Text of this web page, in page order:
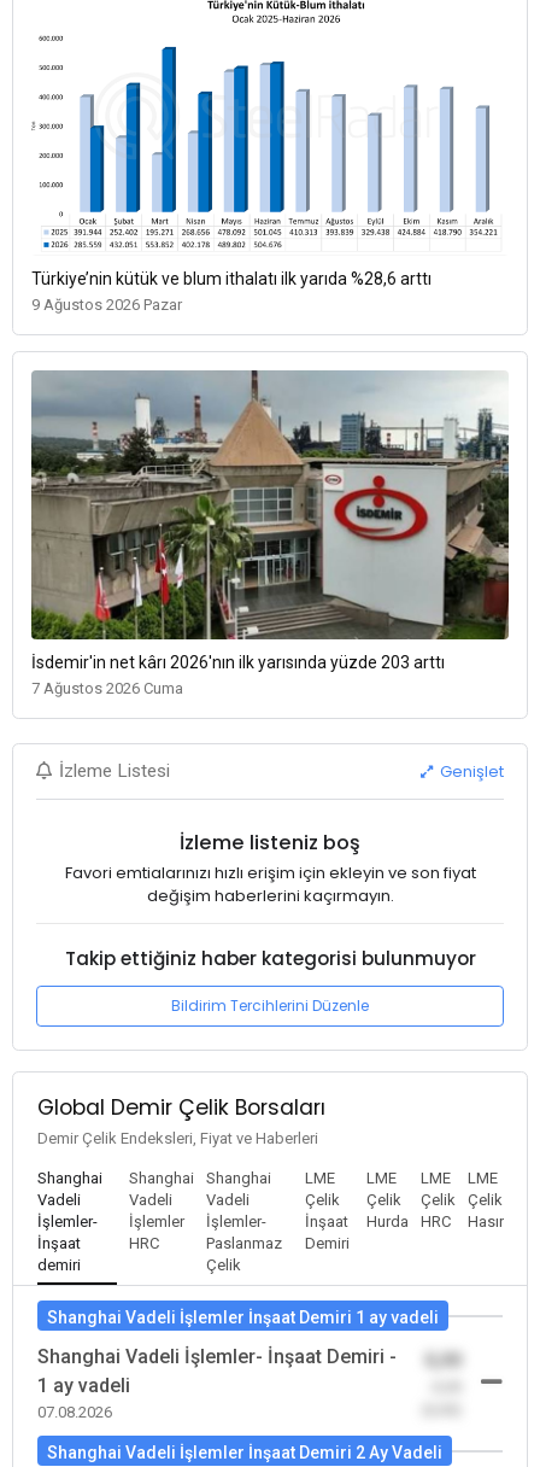
Türkiye’nin kütük ve blum ithalatı ilk yarıda %28,6 arttı
9 Ağustos 2026 Pazar
İsdemir'in net kârı 2026'nın ilk yarısında yüzde 203 arttı
7 Ağustos 2026 Cuma
İzleme Listesi Genişlet
İzleme listeniz boş
Favori emtialarınızı hızlı erişim için ekleyin ve son fiyat
değişim haberlerini kaçırmayın.
Takip ettiğiniz haber kategorisi bulunmuyor
Bildirim Tercihlerini Düzenle
Global Demir Çelik Borsaları
Demir Çelik Endeksleri, Fiyat ve Haberleri
Shanghai
Vadeli
İşlemler-
İnşaat
demiri
Shanghai
Vadeli
İşlemler
HRC
Shanghai
Vadeli
İşlemler-
Paslanmaz
Çelik
LME
Çelik
İnşaat
Demiri
LME
Çelik
Hurda
LME
Çelik
HRC
LME
Çelik
Hasır
Shanghai Vadeli İşlemler İnşaat Demiri 1 ay vadeli
Shanghai Vadeli İşlemler- İnşaat Demiri -
1 ay vadeli
07.08.2026
0,00
Shanghai Vadeli İşlemler İnşaat Demiri 2 Ay Vadeli